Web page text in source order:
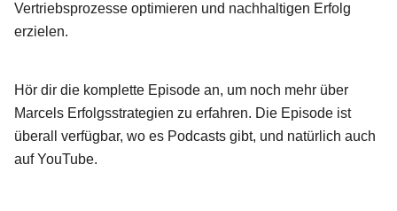
Vertriebsprozesse optimieren und nachhaltigen Erfolg
erzielen.
Hör dir die komplette Episode an, um noch mehr über
Marcels Erfolgsstrategien zu erfahren. Die Episode ist
überall verfügbar, wo es Podcasts gibt, und natürlich auch
auf YouTube.